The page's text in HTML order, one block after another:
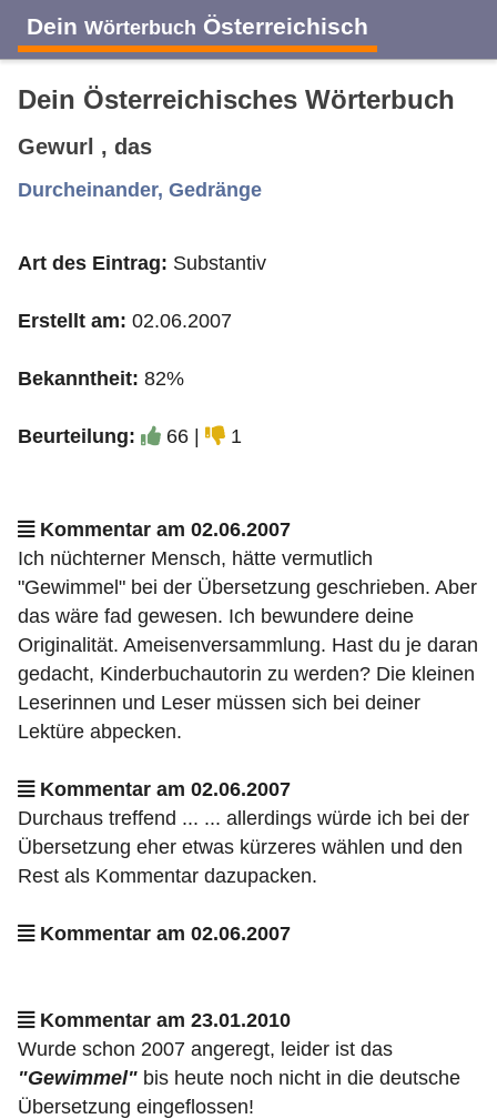
Dein Wörterbuch Österreichisch
A B C D E
J K L M N
Dein Österreichisches Wörterbuch
Gewurl , das
Durcheinander, Gedränge
Art des Eintrag: Substantiv
Erstellt am: 02.06.2007
Bekanntheit: 82%
Beurteilung: 66 | 1
Kommentar am 02.06.2007
Ich nüchterner Mensch, hätte vermutlich
"Gewimmel" bei der Übersetzung geschrieben. Aber
das wäre fad gewesen. Ich bewundere deine
Originalität. Ameisenversammlung. Hast du je daran
gedacht, Kinderbuchautorin zu werden? Die kleinen
Leserinnen und Leser müssen sich bei deiner
Lektüre abpecken.
Kommentar am 02.06.2007
Durchaus treffend ... ... allerdings würde ich bei der
Übersetzung eher etwas kürzeres wählen und den
Rest als Kommentar dazupacken.
Kommentar am 02.06.2007
Kommentar am 23.01.2010
Wurde schon 2007 angeregt, leider ist das
"Gewimmel" bis heute noch nicht in die deutsche
Übersetzung eingeflossen!